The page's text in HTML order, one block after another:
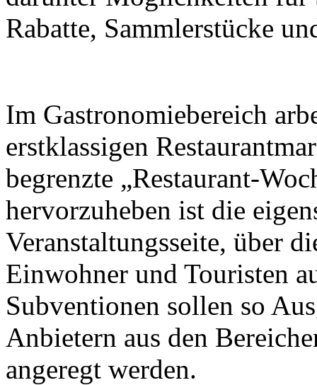
Rabatte, Sammlerstücke
Im Gastronomiebereich
erstklassigen
begrenzte „Restaurant-
hervorzuheben ist die
Veranstaltungsseite, über
Einwohner und Touristen
Subventionen sollen so
Anbietern aus den
angeregt werden.